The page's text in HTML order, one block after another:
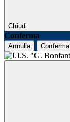
Chiudi
Conferma
Annulla Conferma